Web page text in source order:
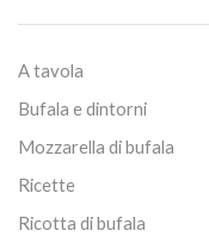
A tavola
Bufala e dintorni
Mozzarella di bufala
Ricette
Ricotta di bufala